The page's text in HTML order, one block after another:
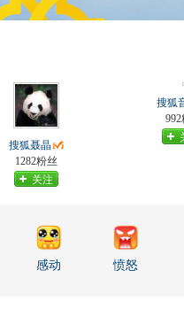
搜狐聂晶
1282粉丝
关注
搜狐
感动 愤怒